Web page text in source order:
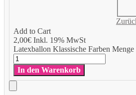
Add to Cart
2,00€Inkl. 19% MwSt
Latexballon Klassische Farben Menge
In den Warenkorb